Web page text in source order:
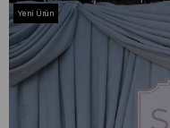
Yeni Ürün